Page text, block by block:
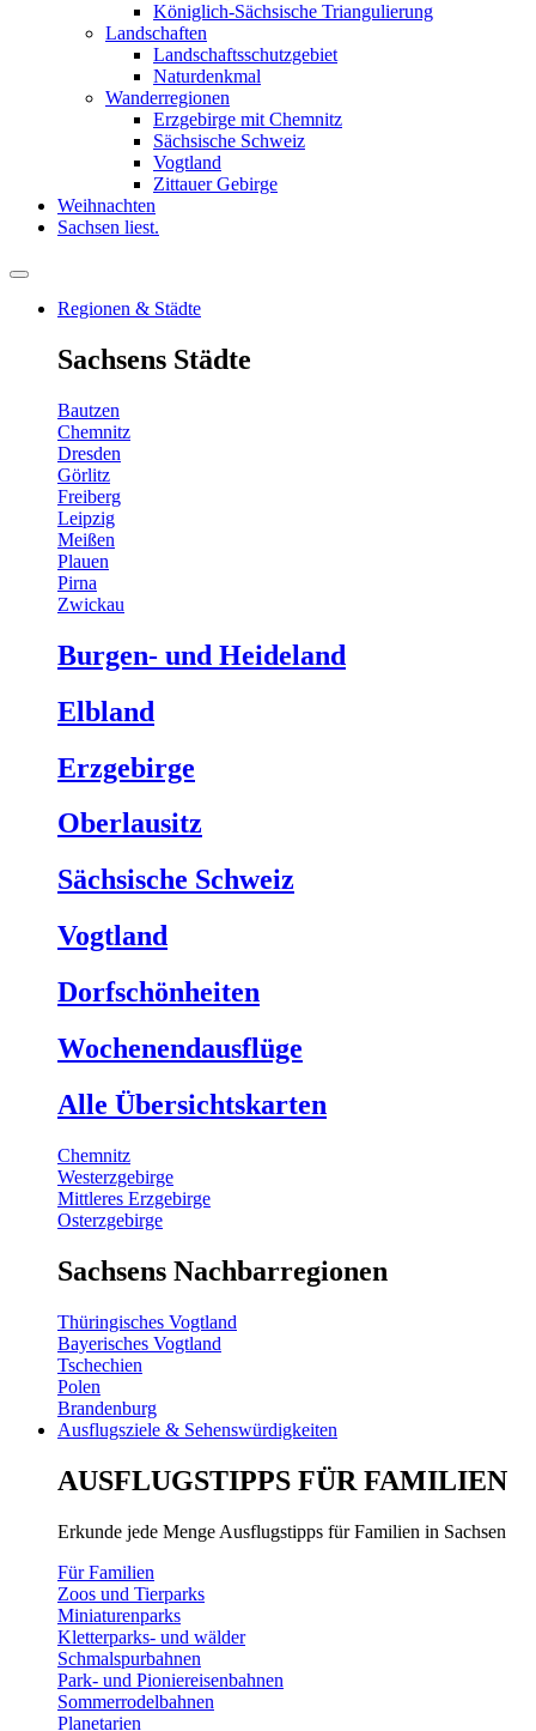
Königlich-Sächsische Triangulierung
Landschaften
Landschaftsschutzgebiet
Naturdenkmal
Wanderregionen
Erzgebirge mit Chemnitz
Sächsische Schweiz
Vogtland
Zittauer Gebirge
Weihnachten
Sachsen liest.
Regionen & Städte
Sachsens Städte
Bautzen
Chemnitz
Dresden
Görlitz
Freiberg
Leipzig
Meißen
Plauen
Pirna
Zwickau
Burgen- und Heideland
Elbland
Erzgebirge
Oberlausitz
Sächsische Schweiz
Vogtland
Dorfschönheiten
Wochenendausflüge
Alle Übersichtskarten
Chemnitz
Westerzgebirge
Mittleres Erzgebirge
Osterzgebirge
Sachsens Nachbarregionen
Thüringisches Vogtland
Bayerisches Vogtland
Tschechien
Polen
Brandenburg
Ausflugsziele & Sehenswürdigkeiten
AUSFLUGSTIPPS FÜR FAMILIEN
Erkunde jede Menge Ausflugstipps für Familien in Sachsen
Für Familien
Zoos und Tierparks
Miniaturenparks
Kletterparks- und wälder
Schmalspurbahnen
Park- und Pioniereisenbahnen
Sommerrodelbahnen
Planetarien